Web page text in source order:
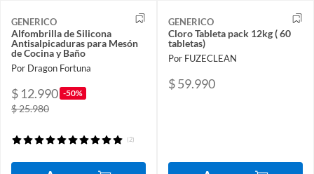
GENERICO
Alfombrilla de Silicona
Antisalpicaduras para Mesón
de Cocina y Baño
Por Dragon Fortuna
$ 12.990 -50%
$ 25.980
(2)
GENERICO
Cloro Tableta pack 12kg ( 60
tabletas)
Por FUZECLEAN
$ 59.990